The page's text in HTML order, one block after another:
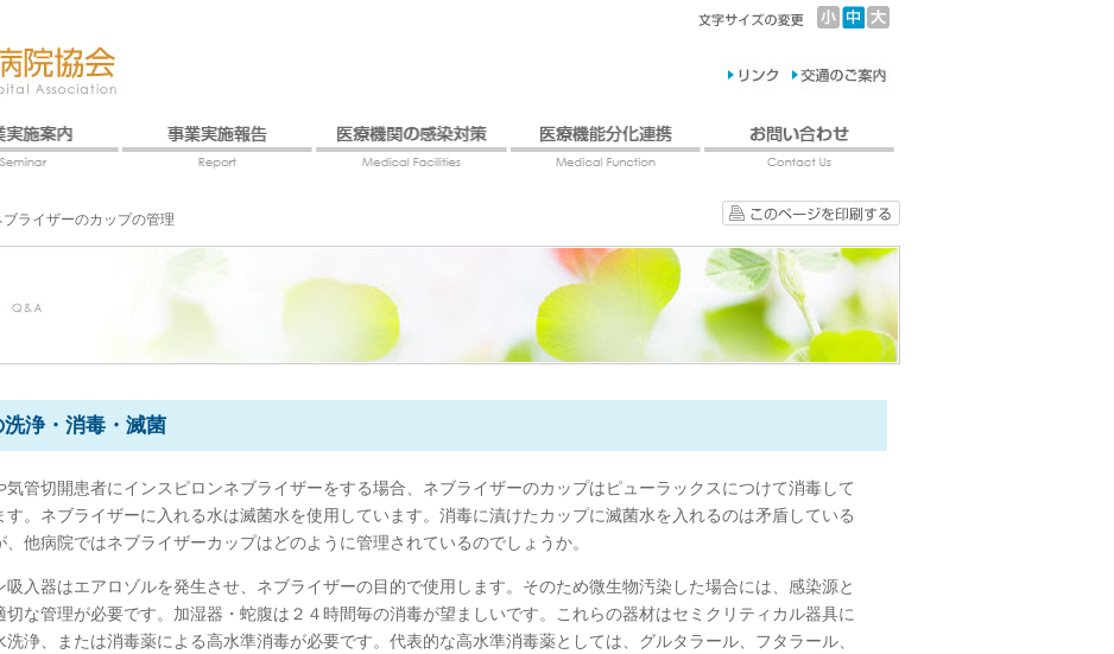
ライザーのカップの管理
浄・消毒・滅菌
気管切開患者にインスピロンネブライザーをする場合、ネブライザーのカップはピューラックスにつけて消毒して
す。ネブライザーに入れる水は滅菌水を使用しています。消毒に漬けたカップに滅菌水を入れるのは矛盾している
、他病院ではネブライザーカップはどのように管理されているのでしょうか。
入器はエアロゾルを発生させ、ネブライザーの目的で使用します。そのため微生物汚染した場合には、感染源と
切な管理が必要です。加湿器・蛇腹は２４時間毎の消毒が望ましいです。これらの器材はセミクリティカル器具に
洗浄、または消毒薬による高水準消毒が必要です。代表的な高水準消毒薬としては、グルタラール、フタラール、